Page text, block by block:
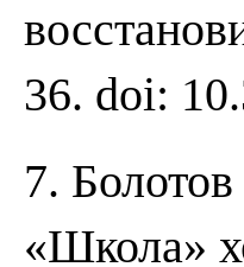
36. doi:
7.
«Школа»